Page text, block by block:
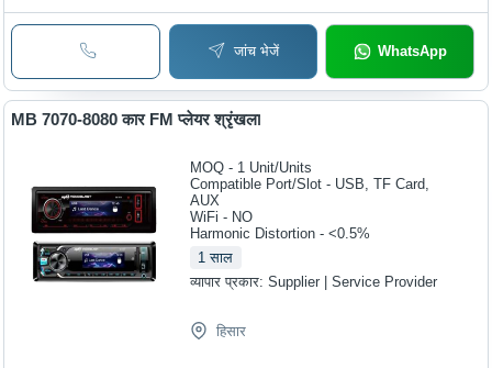
जांच भेजें WhatsApp
MB 7070-8080 कार FM प्लेयर श्रृंखला
MOQ - 1 Unit/Units
Compatible Port/Slot - USB, TF Card,
AUX
WiFi - NO
Harmonic Distortion - <0.5%
1 साल
व्यापार प्रकार:Supplier | Service Provider
हिसार